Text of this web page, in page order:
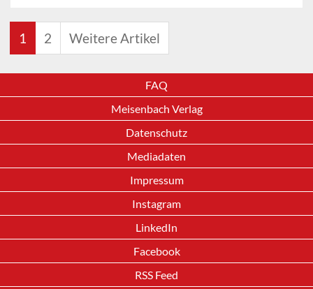
1 2 Weitere Artikel
FAQ
Meisenbach Verlag
Datenschutz
Mediadaten
Impressum
Instagram
LinkedIn
Facebook
RSS Feed